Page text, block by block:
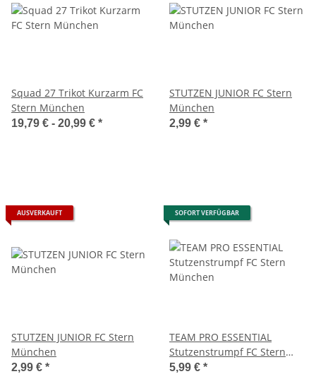
Squad 27 Trikot Kurzarm FC
Stern München
19,79 € - 20,99 € *
STUTZEN JUNIOR FC Stern
München
2,99 € *
AUSVERKAUFT
STUTZEN JUNIOR FC Stern
München
2,99 € *
SOFORT VERFÜGBAR
TEAM PRO ESSENTIAL
Stutzenstrumpf FC Stern
München
5,99 € *